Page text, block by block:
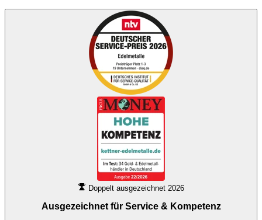
Doppelt ausgezeichnet 2026
Ausgezeichnet für Service & Kompetenz